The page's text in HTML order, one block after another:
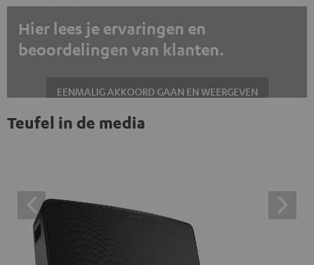
Hier lees je ervaringen en
beoordelingen van klanten.
EENMALIG AKKOORD GAAN EN WEERGEVEN
Altijd externe inhoud weergeven? Schakel dit in de gegevensinstellingen
inhoud te klikken, stem je ermee in dat je de externe
inhoud te zien krijgt. Dit betekent dat persoonlijke
gegevens kunnen worden doorgegeven aan platforms
van derden. Meer informatie hierover vind je in ons
Teufel in de media